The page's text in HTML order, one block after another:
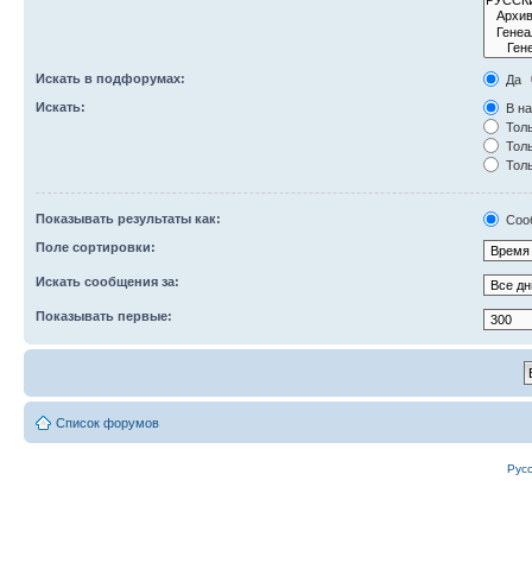
Искать в подфорумах:
Да
Искать:
В
Показывать результаты как:
Поле сортировки:
Искать сообщения за:
Показывать первые:
Список форумов